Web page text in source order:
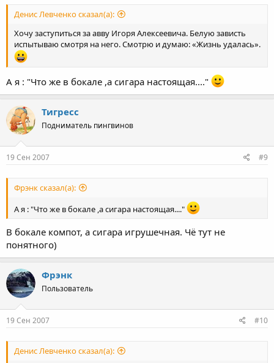
Денис Левченко сказал(а):
Хочу заступиться за авву Игоря Алексеевича. Белую зависть
испытываю смотря на него. Смотрю и думаю: «Жизнь удалась».
А я : "Что же в бокале ,а сигара настоящая...."
Тигресс
Подниматель пингвинов
19 Сен 2007 #9
Фрэнк сказал(а):
А я : "Что же в бокале ,а сигара настоящая...."
В бокале компот, а сигара игрушечная. Чё тут не
понятного)
Фрэнк
Пользователь
19 Сен 2007 #10
Денис Левченко сказал(а):